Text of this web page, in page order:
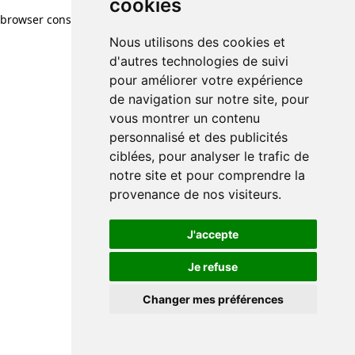
cookies
Nous utilisons des cookies et
d'autres technologies de suivi
pour améliorer votre expérience
de navigation sur notre site, pour
vous montrer un contenu
personnalisé et des publicités
ciblées, pour analyser le trafic de
notre site et pour comprendre la
provenance de nos visiteurs.
J'accepte
Je refuse
Changer mes préférences
browser console for more information)